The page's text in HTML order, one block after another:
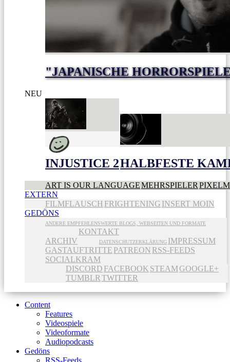
"JAPANISCHE
NEU
INJUSTICE 2HALBFESTE
ART IS OUR LANGUAGEMEHRSPIELER
EXTERN
FILMFLAUSCH FRIGHTENING INSERT MOIN
GEDÖNS
ANDERE EMPFEHLENSWERTE BLOGS, WEBSEITEN UND FORMATE
ARCHIV
KONTAKT
DATENSCHUTZERKLÄRUNG IMPRESSUM
GASTAUFTRITTE PATREON RSS-FEEDS
SOCIALKRAM
DISCORD FACEBOOK STEAMGOOGLE+
TUMBLR TWITTER
Content
Features
Videospiele
Videoformate
Audiopodcasts
Gedöns